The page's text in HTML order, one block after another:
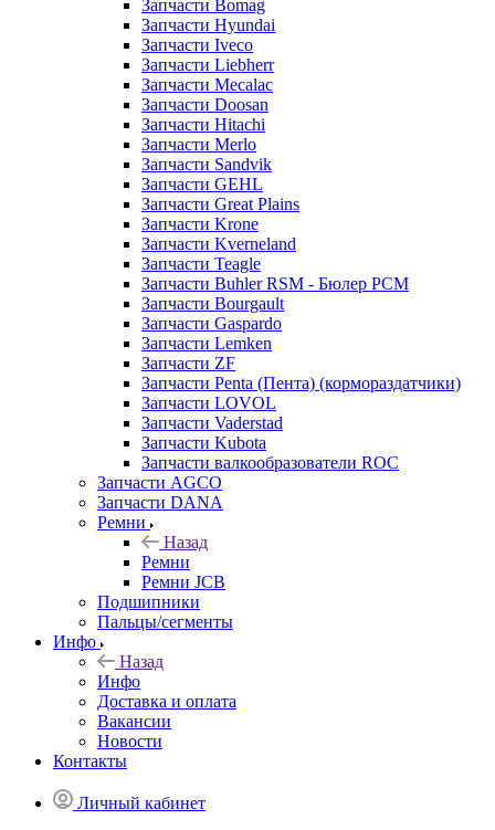
Запчасти Bomag
Запчасти Hyundai
Запчасти Iveco
Запчасти Liebherr
Запчасти Mecalac
Запчасти Doosan
Запчасти Hitachi
Запчасти Merlo
Запчасти Sandvik
Запчасти GEHL
Запчасти Great Plains
Запчасти Krone
Запчасти Kverneland
Запчасти Teagle
Запчасти Buhler RSM - Бюлер РСМ
Запчасти Bourgault
Запчасти Gaspardo
Запчасти Lemken
Запчасти ZF
Запчасти Penta (Пента) (кормораздатчики)
Запчасти LOVOL
Запчасти Vaderstad
Запчасти Kubota
Запчасти валкообразователи ROC
Запчасти AGCO
Запчасти DANA
Ремни
Назад
Ремни
Ремни JCB
Подшипники
Пальцы/сегменты
Инфо
Назад
Инфо
Доставка и оплата
Вакансии
Новости
Контакты
Личный кабинет